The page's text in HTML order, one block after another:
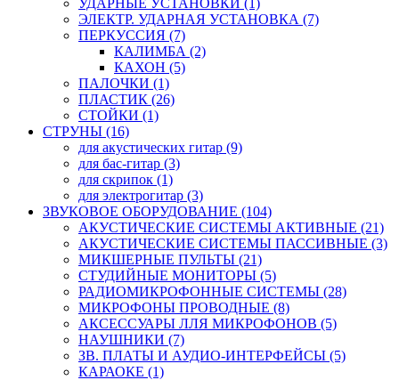
ЭЛЕКТР. УДАРНАЯ УСТАНОВКА (7)
ПЕРКУССИЯ (7)
КАЛИМБА (2)
КАХОН (5)
ПАЛОЧКИ (1)
ПЛАСТИК (26)
СТОЙКИ (1)
СТРУНЫ (16)
для акустических гитар (9)
для бас-гитар (3)
для скрипок (1)
для электрогитар (3)
ЗВУКОВОЕ ОБОРУДОВАНИЕ (104)
АКУСТИЧЕСКИЕ СИСТЕМЫ АКТИВНЫЕ (21)
АКУСТИЧЕСКИЕ СИСТЕМЫ ПАССИВНЫЕ (3)
МИКШЕРНЫЕ ПУЛЬТЫ (21)
СТУДИЙНЫЕ МОНИТОРЫ (5)
РАДИОМИКРОФОННЫЕ СИСТЕМЫ (28)
МИКРОФОНЫ ПРОВОДНЫЕ (8)
АКСЕССУАРЫ ЛЛЯ МИКРОФОНОВ (5)
НАУШНИКИ (7)
ЗВ. ПЛАТЫ И АУДИО-ИНТЕРФЕЙСЫ (5)
КАРАОКЕ (1)